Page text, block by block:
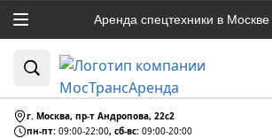
Аренда спецтехники в
г. Москва, пр-т Андропова, 22c2
пн-пт: 09:00-22:00, сб-вс: 09:00-20:00